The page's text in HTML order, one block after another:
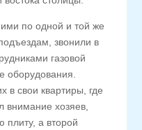
по одной и той же
звонили в
газовой
оборудования.
в свои квартиры, где
внимание хозяев,
плиту, а второй